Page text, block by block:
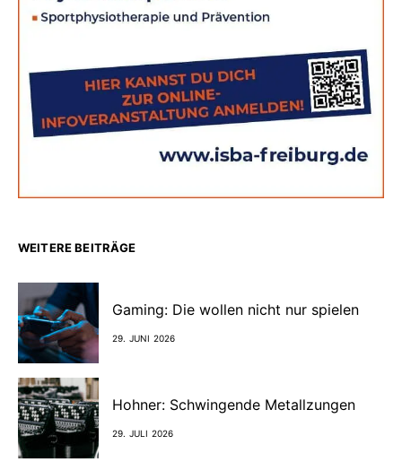
WEITERE BEITRÄGE
Gaming: Die wollen nicht nur spielen
29. JUNI 2026
Hohner: Schwingende Metallzungen
29. JULI 2026